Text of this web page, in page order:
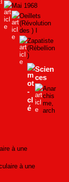
Mai 1968
Oeillets
(Révolution
des ) I
Zapatiste
(Rébellion
)
Scien
ces
Anar
chis
me,
arch
à une
à une